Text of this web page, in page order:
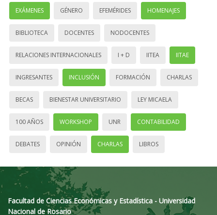
EXÁMENES GÉNERO EFEMÉRIDES HOMENAJES
BIBLIOTECA DOCENTES NODOCENTES
RELACIONES INTERNACIONALES I + D IITEA IITAE
INGRESANTES INCLUSIÓN FORMACIÓN CHARLAS
BECAS BIENESTAR UNIVERSITARIO LEY MICAELA
100 AÑOS WORKSHOP UNR CONTABILIDAD
DEBATES OPINIÓN CHARLAS LIBROS
Facultad de Ciencias Económicas y Estadística - Universidad
Nacional de Rosario